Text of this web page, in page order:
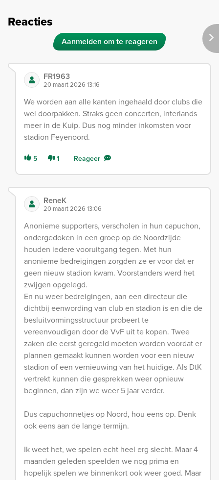
Reacties
Aanmelden om te reageren
FR1963
20 maart 2026 13:16
We worden aan alle kanten ingehaald door clubs die
wel doorpakken. Straks geen concerten, interlands
meer in de Kuip. Dus nog minder inkomsten voor
stadion Feyenoord.
5 1 Reageer
ReneK
20 maart 2026 13:06
Anonieme supporters, verscholen in hun capuchon,
ondergedoken in een groep op de Noordzijde
houden iedere vooruitgang tegen. Met hun
anonieme bedreigingen zorgden ze er voor dat er
geen nieuw stadion kwam. Voorstanders werd het
zwijgen opgelegd.
En nu weer bedreigingen, aan een directeur die
dichtbij eenwording van club en stadion is en die de
besluitvormingsstructuur probeert te
vereenvoudigen door de VvF uit te kopen. Twee
zaken die eerst geregeld moeten worden voordat er
plannen gemaakt kunnen worden voor een nieuw
stadion of een vernieuwing van het huidige. Als DtK
vertrekt kunnen die gesprekken weer opnieuw
beginnen, dan zijn we weer 5 jaar verder.
Dus capuchonnetjes op Noord, hou eens op. Denk
ook eens aan de lange termijn.
Ik weet het, we spelen echt heel erg slecht. Maar 4
maanden geleden speelden we nog prima en
hopelijk spelen we binnenkort ook weer goed. Maar